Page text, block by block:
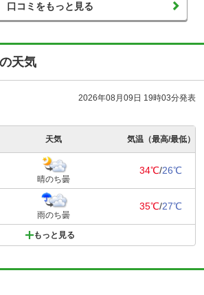
口コミをもっと見る
天気
2026年08月09日 19時03分発表
天気 気温（最高/最低）
晴のち曇
34℃/26℃
雨のち曇
35℃/27℃
もっと見る